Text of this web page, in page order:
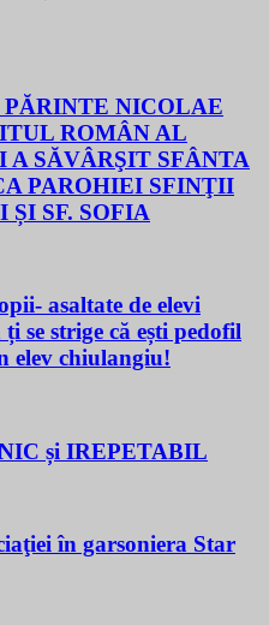
NICOLAE
ROMÂN AL
SĂVÂRŞIT SFÂNTA
PAROHIEI SFINŢII
SF. SOFIA
asaltate de elevi
se strige că ești pedofil
elev chiulangiu!
și IREPETABIL
în garsoniera Star